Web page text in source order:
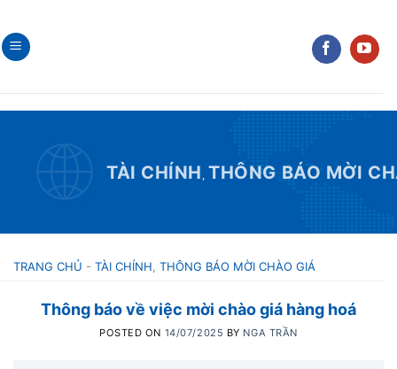
to
content
TÀI CHÍNH , THÔNG BÁO MỜI
TRANG CHỦ - TÀI CHÍNH THÔNG BÁO MỜI CHÀO GIÁ
Thông báo về việc mời chào giá hàng hoá
POSTED ON 14/07/2025 BY NGA TRẦN